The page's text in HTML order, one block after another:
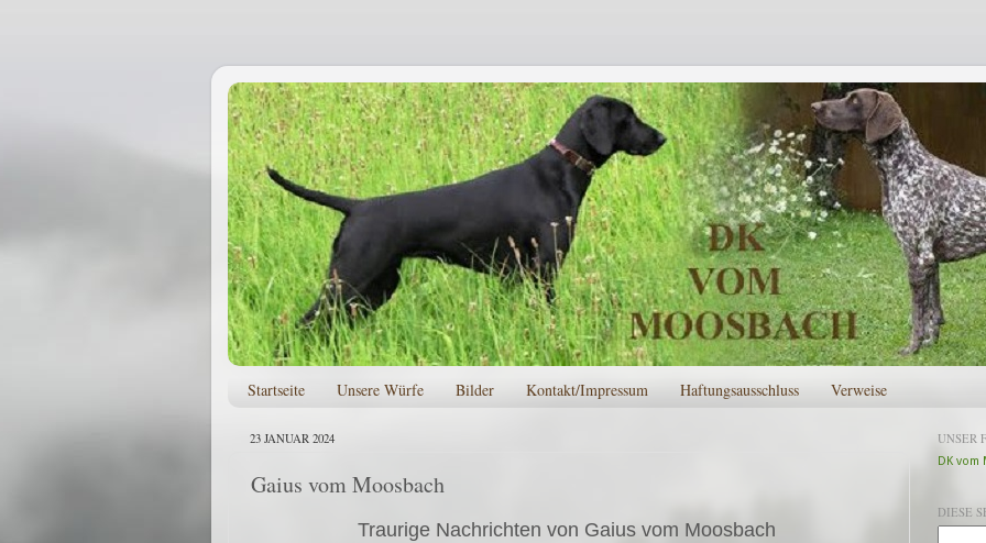
Startseite Unsere Würfe Bilder Kontakt/Impressum Haftungsausschluss Verweise
23 JANUAR 2024
Gaius vom Moosbach
Traurige Nachrichten von Gaius vom Moosbach
UNSER
DK vom
DIESE